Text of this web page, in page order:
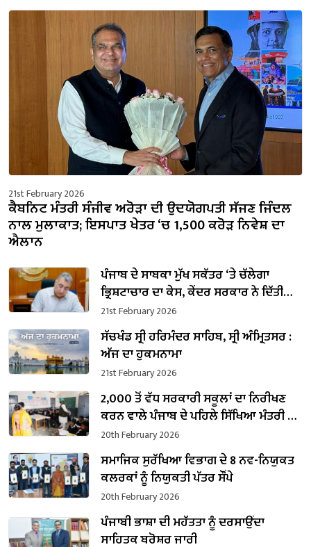
21st February 2026
ਕੈਬਨਿਟ ਮੰਤਰੀ ਸੰਜੀਵ ਅਰੋੜਾ ਦੀ ਉਦਯੋਗਪਤੀ ਸੱਜਣ ਜਿੰਦਲ
ਨਾਲ ਮੁਲਾਕਾਤ; ਇਸਪਾਤ ਖੇਤਰ ‘ਚ ₹1,500 ਕਰੋੜ ਨਿਵੇਸ਼ ਦਾ
ਐਲਾਨ
ਪੰਜਾਬ ਦੇ ਸਾਬਕਾ ਮੁੱਖ ਸਕੱਤਰ ‘ਤੇ ਚੱਲੇਗਾ
ਭ੍ਰਿਸ਼ਟਾਚਾਰ ਦਾ ਕੇਸ, ਕੇਂਦਰ ਸਰਕਾਰ ਨੇ ਦਿੱਤੀ
ਪ੍ਰਵਾਨਗੀ
21st February 2026
ਸੱਚਖੰਡ ਸ੍ਰੀ ਹਰਿਮੰਦਰ ਸਾਹਿਬ, ਸ੍ਰੀ ਅੰਮ੍ਰਿਤਸਰ :
ਅੱਜ ਦਾ ਹੁਕਮਨਾਮਾ
21st February 2026
2,000 ਤੋਂ ਵੱਧ ਸਰਕਾਰੀ ਸਕੂਲਾਂ ਦਾ ਨਿਰੀਖਣ
ਕਰਨ ਵਾਲੇ ਪੰਜਾਬ ਦੇ ਪਹਿਲੇ ਸਿੱਖਿਆ ਮੰਤਰੀ ਬਣੇ
ਹਰਜੋਤ ਸਿੰਘ ਬੈਂਸ
20th February 2026
ਸਮਾਜਿਕ ਸੁਰੱਖਿਆ ਵਿਭਾਗ ਦੇ 8 ਨਵ-ਨਿਯੁਕਤ
ਕਲਰਕਾਂ ਨੂੰ ਨਿਯੁਕਤੀ ਪੱਤਰ ਸੌਂਪੇ
20th February 2026
ਪੰਜਾਬੀ ਭਾਸ਼ਾ ਦੀ ਮਹੱਤਤਾ ਨੂੰ ਦਰਸਾਉਂਦਾ
ਸਾਹਿਤਕ ਬਰੋਸ਼ਰ ਜਾਰੀ